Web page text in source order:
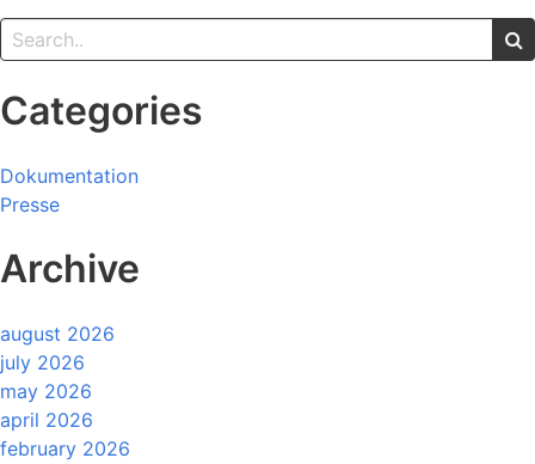
Categories
Dokumentation
Presse
Archive
august 2026
july 2026
may 2026
april 2026
february 2026